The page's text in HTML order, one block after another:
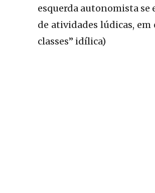
esquerda autonomista se
de atividades lúdicas, em
classes” idílica)